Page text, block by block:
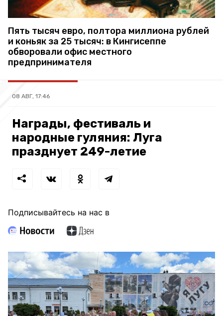
Пять тысяч евро, полтора миллиона рублей
и коньяк за 25 тысяч: в Кингисеппе
обворовали офис местного
предпринимателя
08 АВГ, 17:46
Награды, фестиваль и
народные гуляния: Луга
празднует 249-летие
Подписывайтесь на нас в